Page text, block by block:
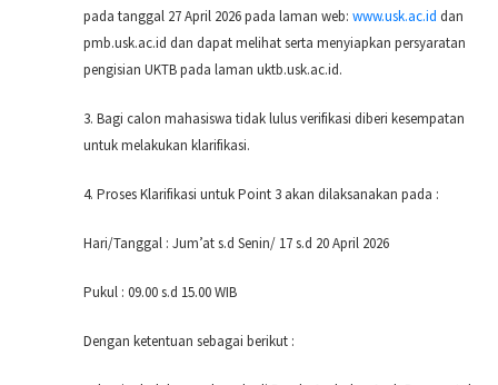
pada tanggal 27 April 2026 pada laman web: www.usk.ac.id dan
pmb.usk.ac.id dan dapat melihat serta menyiapkan persyaratan
pengisian UKTB pada laman uktb.usk.ac.id.
3. Bagi calon mahasiswa tidak lulus verifikasi diberi kesempatan
untuk melakukan klarifikasi.
4. Proses Klarifikasi untuk Point 3 akan dilaksanakan pada :
Hari/Tanggal : Jum’at s.d Senin/ 17 s.d 20 April 2026
Pukul : 09.00 s.d 15.00 WIB
Dengan ketentuan sebagai berikut :